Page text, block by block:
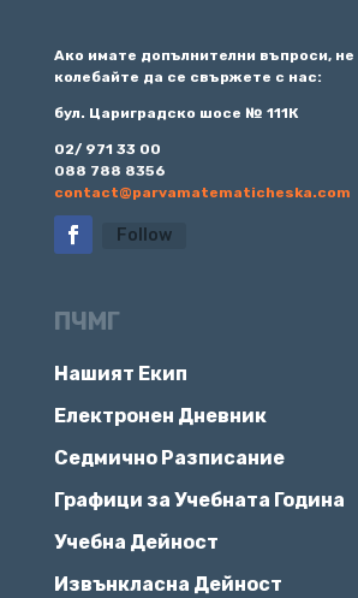
Ако имате допълнителни въпроси, не
колебайте да се свържете с нас:
бул. Цариградско шосе № 111К
02/ 971 33 00
088 788 8356
contact@parvamatematicheska.com
Follow
ПЧМГ
Нашият Екип
Електронен Дневник
Седмично Разписание
Графици за Учебната Година
Учебна Дейност
Извънкласна Дейност